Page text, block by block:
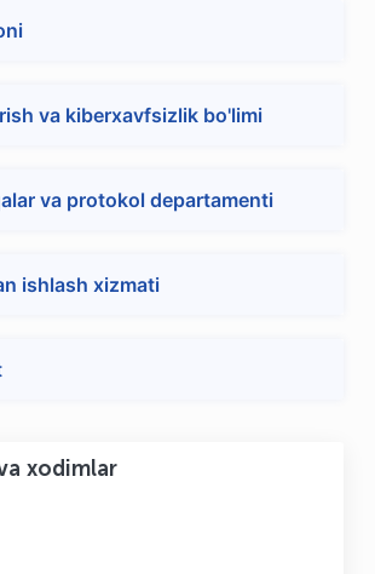
va kiberxavfsizlik bo'limi
va protokol departamenti
ishlash xizmati
xodimlar